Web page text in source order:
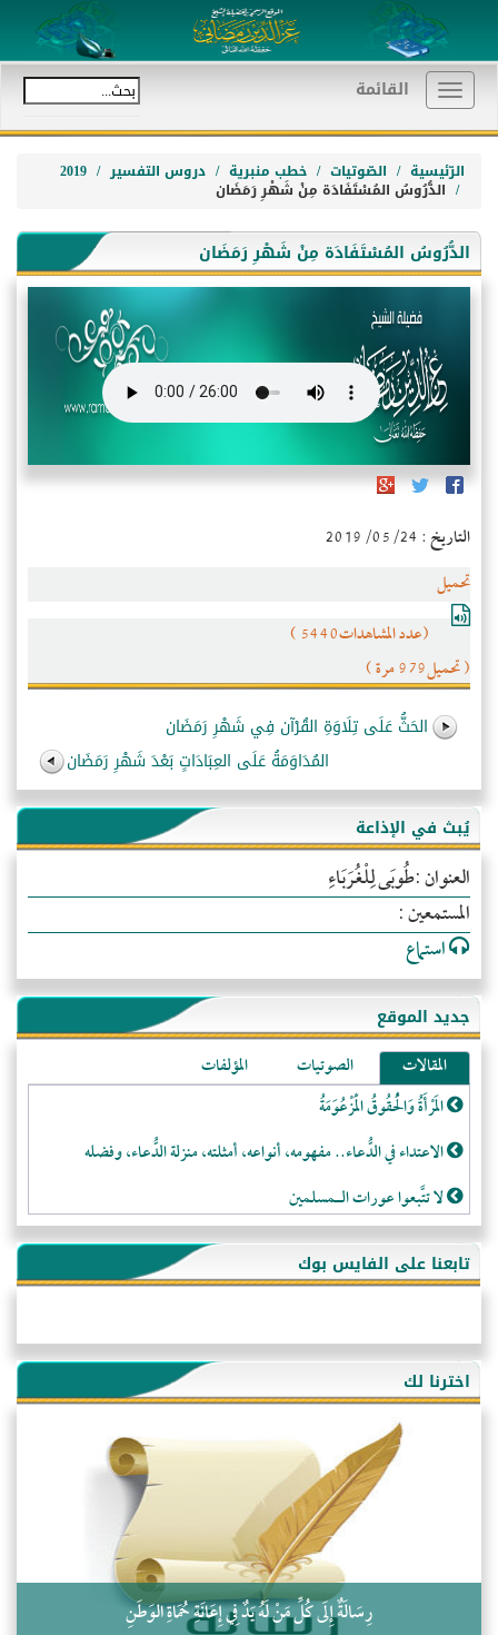
Toggle
navigation
القائمة
الرّئيسية الصّوتيات خطب منبرية دروس التفسير 2019
الدُّرُوسُ المُسْتَفَادَة مِنْ شَهْرِ رَمَضَان
الدُّرُوسُ المُسْتَفَادَة مِنْ شَهْرِ رَمَضَان
التاريخ : 2019/05/24
تحميل
(عدد المشاهدات5440 )
( تحميل979 مرة )
الحَثُّ عَلَى تِلَاوَةِ القُرْآن فِي شَهْرِ رَمَضَان
المُدَاوَمَةُ عَلَى العِبَادَاتٍ بَعْدَ شَهْرِ رَمَضَان
يُبث في الإذاعة
العنوان :طُوبَى لِلْغُرَبَاءِ
المستمعين :
استماع
جديد الموقع
المقالات الصوتيات
المؤلفات
المَرْأَةُ وَالْحُقُوقُ الْمَزْعُوَمَةُ
الاعتداء في الدُّعاء.. مفهومه، أنواعه، أمثلته، منزلة الدُّعاء، وفضله
لا تتَّبعوا عورات الـمسلمين
فقه النَّصيحة عند الصَّحابة الكرام رضي الله عنهم
لَا عِزَّةَ إِلَّا بِالإِسْلَامِ
هذه سبيلنا فماذا تنقمون؟!
أُسُـسُ بَـيْـتِ الـمُسْـلِمِ
التَّعْلِيمُ القُرْآنِي
كلمة إلى إخواني السلفيين في الجزائر
تابعنا على الفايس بوك
اخترنا لك
رِسَالَةٌ إِلَى كُلِّ مَنْ لَهُ يَدٌ فِي إِعَانَةِ حُمَاةِ الوَطَنِ